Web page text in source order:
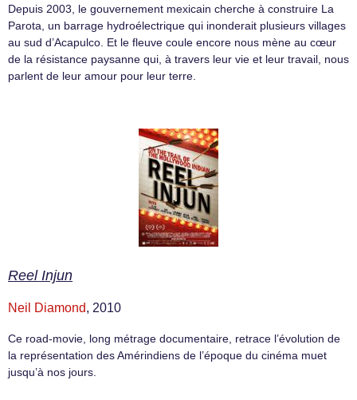
Depuis 2003, le gouvernement mexicain cherche à construire La
Parota, un barrage hydroélectrique qui inonderait plusieurs villages
au sud d’Acapulco. Et le fleuve coule encore nous mène au cœur
de la résistance paysanne qui, à travers leur vie et leur travail, nous
parlent de leur amour pour leur terre.
Reel Injun
Neil Diamond, 2010
Ce road-movie, long métrage documentaire, retrace l’évolution de
la représentation des Amérindiens de l’époque du cinéma muet
jusqu’à nos jours.